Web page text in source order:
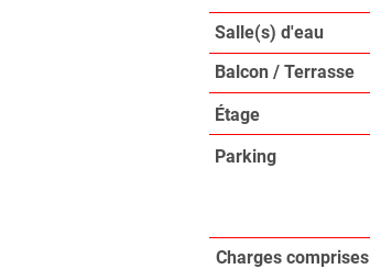
Salle(s) d'eau
Balcon / Terrasse
Étage
Parking
Charges comprises